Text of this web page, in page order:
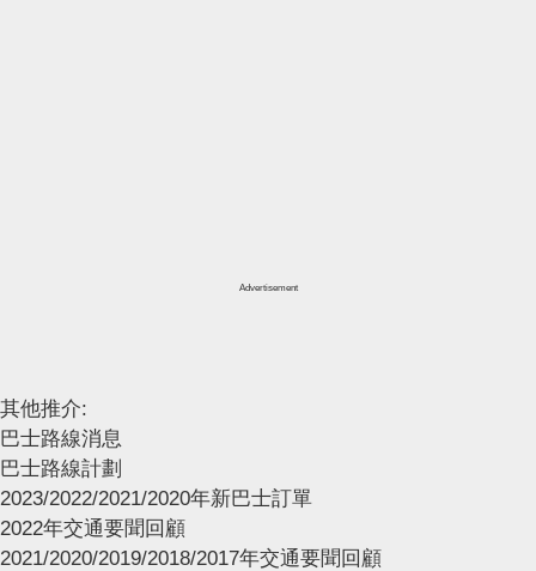
Advertisement
其他推介:
巴士路線消息
巴士路線計劃
2023/2022/2021/2020年新巴士訂單
2022年交通要聞回顧
2021/2020/2019/2018/2017年交通要聞回顧